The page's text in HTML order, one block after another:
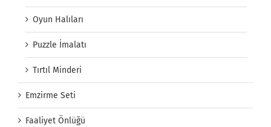
Oyun Halıları
Puzzle İmalatı
Tırtıl Minderi
Emzirme Seti
Faaliyet Önlüğü